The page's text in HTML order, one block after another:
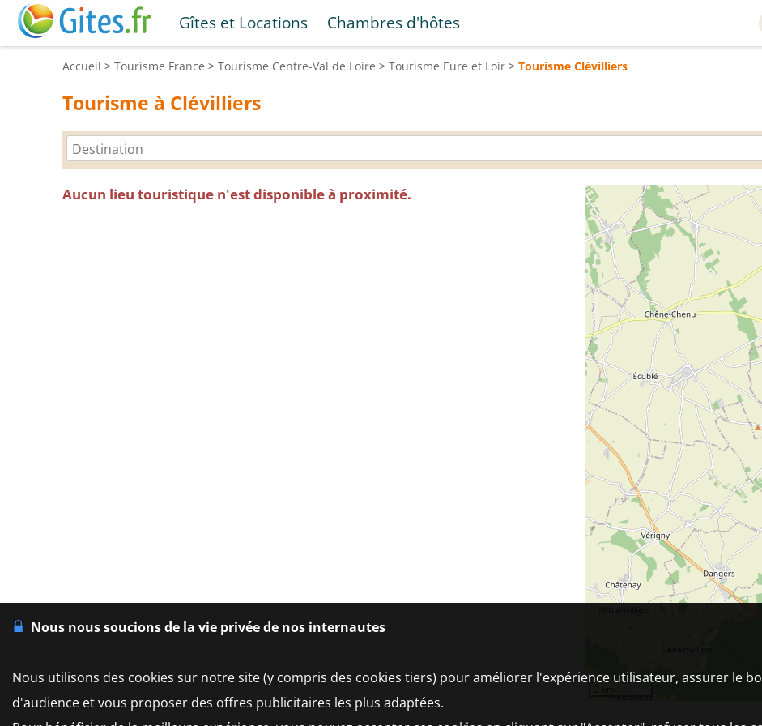
Gîtes et Locations Chambres d'hôtes
Accueil > Tourisme France > Tourisme Centre-Val de Loire > Tourisme Eure et Loir > Tourisme Clévilliers
Tourisme à Clévilliers
Aucun lieu touristique n'est disponible à proximité.
Nous nous soucions de la vie privée de nos internautes
Nous utilisons des cookies sur notre site (y compris des cookies tiers) pour améliorer l'expérience utilisateur, assurer le
d'audience et vous proposer des offres publicitaires les plus adaptées.